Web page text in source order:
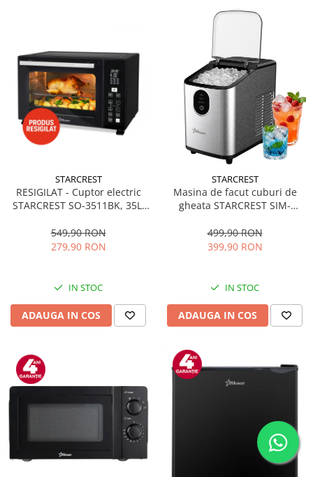
STARCREST
RESIGILAT - Cuptor electric
STARCREST SO-3511BK, 35L,
Programe predefinite,
Interfata digitala, Negru
549,90 RON
279,90 RON
IN STOC
ADAUGA IN COS
STARCREST
Masina de facut cuburi de
gheata STARCREST SIM-
12Kg/24h, Cos gheata
detasabil, Rezervor apa 0.8 l,
499,90 RON
399,90 RON
IN STOC
ADAUGA IN COS